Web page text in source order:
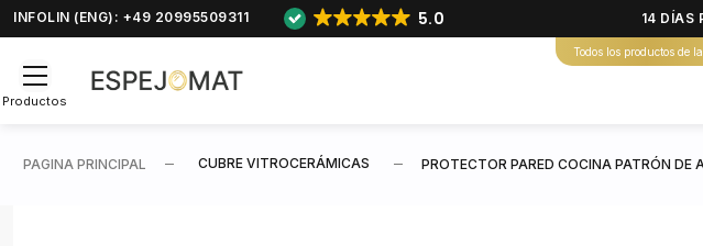
INFOLIN (ENG): +49 20995509311 5.0 14 DÍAS
Todos los productos de
Productos
PAGINA PRINCIPAL CUBRE VITROCERÁMICAS PROTECTOR PARED COCINA PATRÓN DE